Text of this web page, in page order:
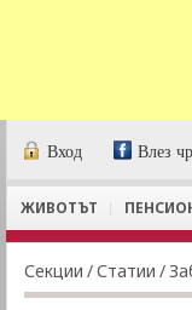
Вход Влез
ЖИВОТЪТ
Секции /Статии /